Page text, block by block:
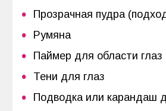
Прозрачная пудра
Румяна
Паймер для области глаз
Тени для глаз
Подводка или карандаш